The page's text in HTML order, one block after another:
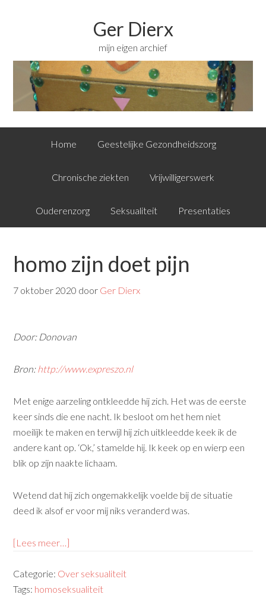
Ger Dierx
mijn eigen archief
Home Geestelijke Gezondheidszorg
Chronische ziekten Vrijwilligerswerk
Ouderenzorg Seksualiteit Presentaties
homo zijn doet pijn
7 oktober 2020 door Ger Dierx
Door: Donovan
Bron:http://www.expreszo.nl
Met enige aarzeling ontkleedde hij zich. Het was de eerste
keer sinds die ene nacht. Ik besloot om het hem niet
moeilijk te maken en terwijl hij zich uitkleedde keek ik de
andere kant op. ‘Ok,’ stamelde hij. Ik keek op en wierp een
blik op zijn naakte lichaam.
Wetend dat hij zich ongemakkelijk voelde bij de situatie
deed ik alsof er voor mij niks veranderd was.
[Lees meer…]
Categorie: Over seksualiteit
Tags: homoseksualiteit